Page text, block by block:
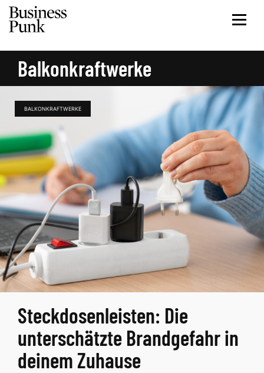
Balkonkraftwerke
BALKONKRAFTWERKE
Steckdosenleisten: Die
unterschätzte Brandgefahr in
deinem Zuhause